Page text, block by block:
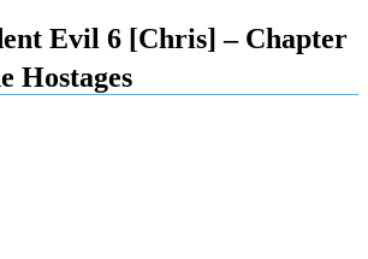
Evil 6 [Chris] – Chapter
Hostages